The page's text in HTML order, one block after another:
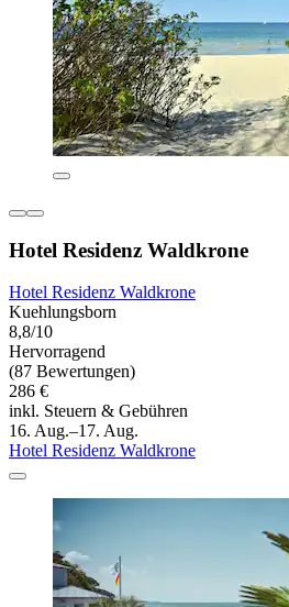
Hotel Residenz Waldkrone
Hotel Residenz Waldkrone
Kuehlungsborn
8,8/10
Hervorragend
(87 Bewertungen)
286 €
inkl. Steuern & Gebühren
16. Aug.–17. Aug.
Hotel Residenz Waldkrone